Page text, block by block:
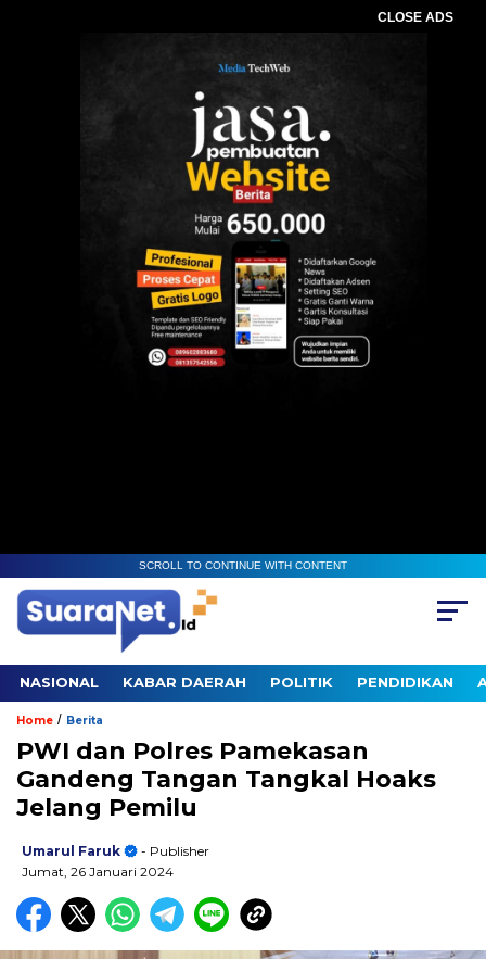
CLOSE ADS
SCROLL TO CONTINUE WITH CONTENT
NASIONAL KABAR DAERAH POLITIK PENDIDIKAN
Home / Berita
PWI dan Polres Pamekasan
Gandeng Tangan Tangkal Hoaks
Jelang Pemilu
Umarul Faruk
- Publisher
Jumat, 26 Januari 2024